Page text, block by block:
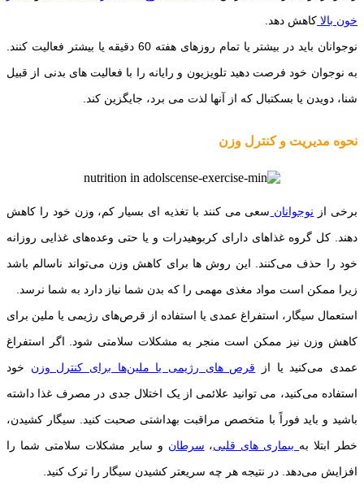
خون بالا کاهش دهد.
نوجوانان باید در بیشتر یا تمام روزهای هفته 60 دقیقه یا بیشتر فعالیت کنند.
به نوجوان خود فرصت دهید تلویزیون و رایانه را با فعالیت های بدنی از قبیل
شنا، دویدن یا بسکتبال که از آنها لذت می برد، جایگزین کند.
نحوه مدیریت و کنترل وزن
برخی از نوجوانان سعی می کنند با تغذیه ای بسیار کم، وزن خود را کاهش
دهند. کل گروه غذاهای دارای کربوهیدرات و یا حتی وعده‌های غذایی روزانه
خود را حذف می‌کنند. این روش ها برای کاهش وزن می‌تواند ناسالم باشد
زیرا ممکن است مواد مغذی مهمی را که بدن شما نیاز دارد به شما نرسد.
استعمال سیگار، استفراغ عمدی یا استفاده از قرص‌های رژیمی یا ملین برای
کاهش وزن نیز ممکن است منجر به مشکلات سلامتی شود. اگر استفراغ
عمدی می‌کنید یا از قرص های رژیمی یا ملین‌ها برای کنترل وزن خود
استفاده می‌کنید، می توانید علائمی از یک اختلال جدی در مصرف غذا داشته
باشید و باید فوراً با متخصص مراقبت بهداشتی صحبت کنید. سیگار کشیدن،
خطر ابتلا به بیماری های قلبی، سرطان و سایر مشکلات سلامتی شما را
افزایش می‌دهد. در نتیجه هر چه سریعتر کشیدن سیگار را ترک کنید.